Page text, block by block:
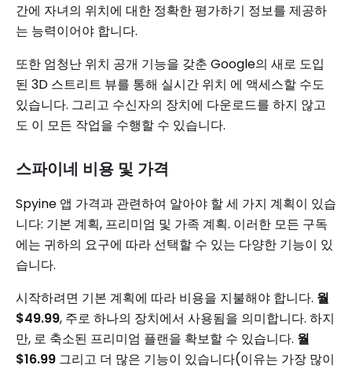
간에 자녀의 위치에 대한 정확한 평가하기 정보를 제공하
는 능력이어야 합니다.
또한 엄청난 위치 공개 기능을 갖춘 Google의 새로 도입
된 3D 스트리트 뷰를 통해 실시간 위치 에 액세스할 수도
있습니다. 그리고 수신자의 장치에 다운로드를 하지 않고
도 이 모든 작업을 수행할 수 있습니다.
스파이네 비용 및 가격
Spyine 앱 가격과 관련하여 알아야 할 세 가지 계획이 있습
니다: 기본 계획, 프리미엄 및 가족 계획. 이러한 모든 구독
에는 귀하의 요구에 따라 선택할 수 있는 다양한 기능이 있
습니다.
시작하려면 기본 계획에 따라 비용을 지불해야 합니다. 월
$49.99, 주로 하나의 장치에서 사용됨을 의미합니다. 하지
만, 로 축소된 프리미엄 플랜을 확보할 수 있습니다. 월
$16.99 그리고 더 많은 기능이 있습니다(이유는 가장 많이